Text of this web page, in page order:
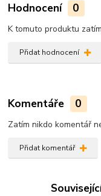
Hodnocení 0
K tomuto produktu
Přidat hodnocení
Komentáře 0
Zatím nikdo komentář
Přidat komentář